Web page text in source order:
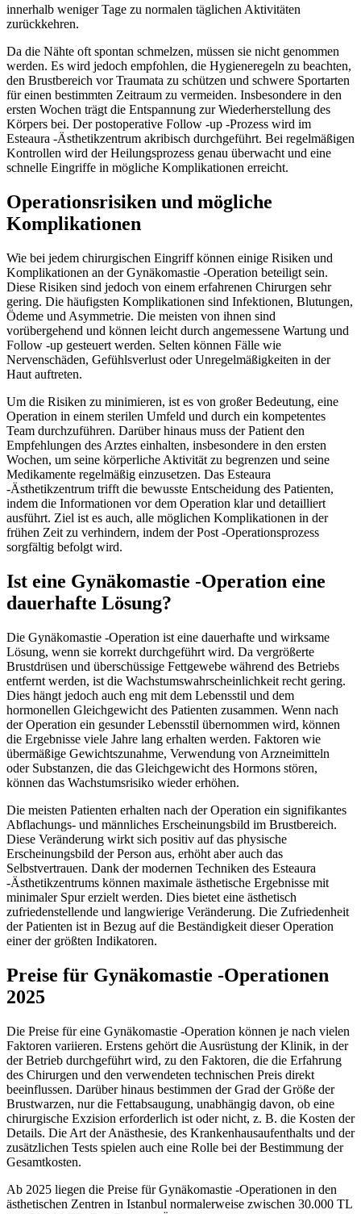
innerhalb weniger Tage zu normalen täglichen Aktivitäten
zurückkehren.
Da die Nähte oft spontan schmelzen, müssen sie nicht genommen
werden. Es wird jedoch empfohlen, die Hygieneregeln zu beachten,
den Brustbereich vor Traumata zu schützen und schwere Sportarten
für einen bestimmten Zeitraum zu vermeiden. Insbesondere in den
ersten Wochen trägt die Entspannung zur Wiederherstellung des
Körpers bei. Der postoperative Follow -up -Prozess wird im
Esteaura -Ästhetikzentrum akribisch durchgeführt. Bei regelmäßigen
Kontrollen wird der Heilungsprozess genau überwacht und eine
schnelle Eingriffe in mögliche Komplikationen erreicht.
Operationsrisiken und mögliche
Komplikationen
Wie bei jedem chirurgischen Eingriff können einige Risiken und
Komplikationen an der Gynäkomastie -Operation beteiligt sein.
Diese Risiken sind jedoch von einem erfahrenen Chirurgen sehr
gering. Die häufigsten Komplikationen sind Infektionen, Blutungen,
Ödeme und Asymmetrie. Die meisten von ihnen sind
vorübergehend und können leicht durch angemessene Wartung und
Follow -up gesteuert werden. Selten können Fälle wie
Nervenschäden, Gefühlsverlust oder Unregelmäßigkeiten in der
Haut auftreten.
Um die Risiken zu minimieren, ist es von großer Bedeutung, eine
Operation in einem sterilen Umfeld und durch ein kompetentes
Team durchzuführen. Darüber hinaus muss der Patient den
Empfehlungen des Arztes einhalten, insbesondere in den ersten
Wochen, um seine körperliche Aktivität zu begrenzen und seine
Medikamente regelmäßig einzusetzen. Das Esteaura
-Ästhetikzentrum trifft die bewusste Entscheidung des Patienten,
indem die Informationen vor dem Operation klar und detailliert
ausführt. Ziel ist es auch, alle möglichen Komplikationen in der
frühen Zeit zu verhindern, indem der Post -Operationsprozess
sorgfältig befolgt wird.
Ist eine Gynäkomastie -Operation eine
dauerhafte Lösung?
Die Gynäkomastie -Operation ist eine dauerhafte und wirksame
Lösung, wenn sie korrekt durchgeführt wird. Da vergrößerte
Brustdrüsen und überschüssige Fettgewebe während des Betriebs
entfernt werden, ist die Wachstumswahrscheinlichkeit recht gering.
Dies hängt jedoch auch eng mit dem Lebensstil und dem
hormonellen Gleichgewicht des Patienten zusammen. Wenn nach
der Operation ein gesunder Lebensstil übernommen wird, können
die Ergebnisse viele Jahre lang erhalten werden. Faktoren wie
übermäßige Gewichtszunahme, Verwendung von Arzneimitteln
oder Substanzen, die das Gleichgewicht des Hormons stören,
können das Wachstumsrisiko wieder erhöhen.
Die meisten Patienten erhalten nach der Operation ein signifikantes
Abflachungs- und männliches Erscheinungsbild im Brustbereich.
Diese Veränderung wirkt sich positiv auf das physische
Erscheinungsbild der Person aus, erhöht aber auch das
Selbstvertrauen. Dank der modernen Techniken des Esteaura
-Ästhetikzentrums können maximale ästhetische Ergebnisse mit
minimaler Spur erzielt werden. Dies bietet eine ästhetisch
zufriedenstellende und langwierige Veränderung. Die Zufriedenheit
der Patienten ist in Bezug auf die Beständigkeit dieser Operation
einer der größten Indikatoren.
Preise für Gynäkomastie -Operationen
2025
Die Preise für eine Gynäkomastie -Operation können je nach vielen
Faktoren variieren. Erstens gehört die Ausrüstung der Klinik, in der
der Betrieb durchgeführt wird, zu den Faktoren, die die Erfahrung
des Chirurgen und den verwendeten technischen Preis direkt
beeinflussen. Darüber hinaus bestimmen der Grad der Größe der
Brustwarzen, nur die Fettabsaugung, unabhängig davon, ob eine
chirurgische Exzision erforderlich ist oder nicht, z. B. die Kosten der
Details. Die Art der Anästhesie, des Krankenhausaufenthalts und der
zusätzlichen Tests spielen auch eine Rolle bei der Bestimmung der
Gesamtkosten.
Ab 2025 liegen die Preise für Gynäkomastie -Operationen in den
ästhetischen Zentren in Istanbul normalerweise zwischen 30.000 TL